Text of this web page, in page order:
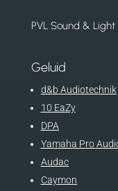
PVL Sound &
Geluid
d&b Audiotechnik
10 EaZy
DPA
Yamaha Pro
Audac
Caymon